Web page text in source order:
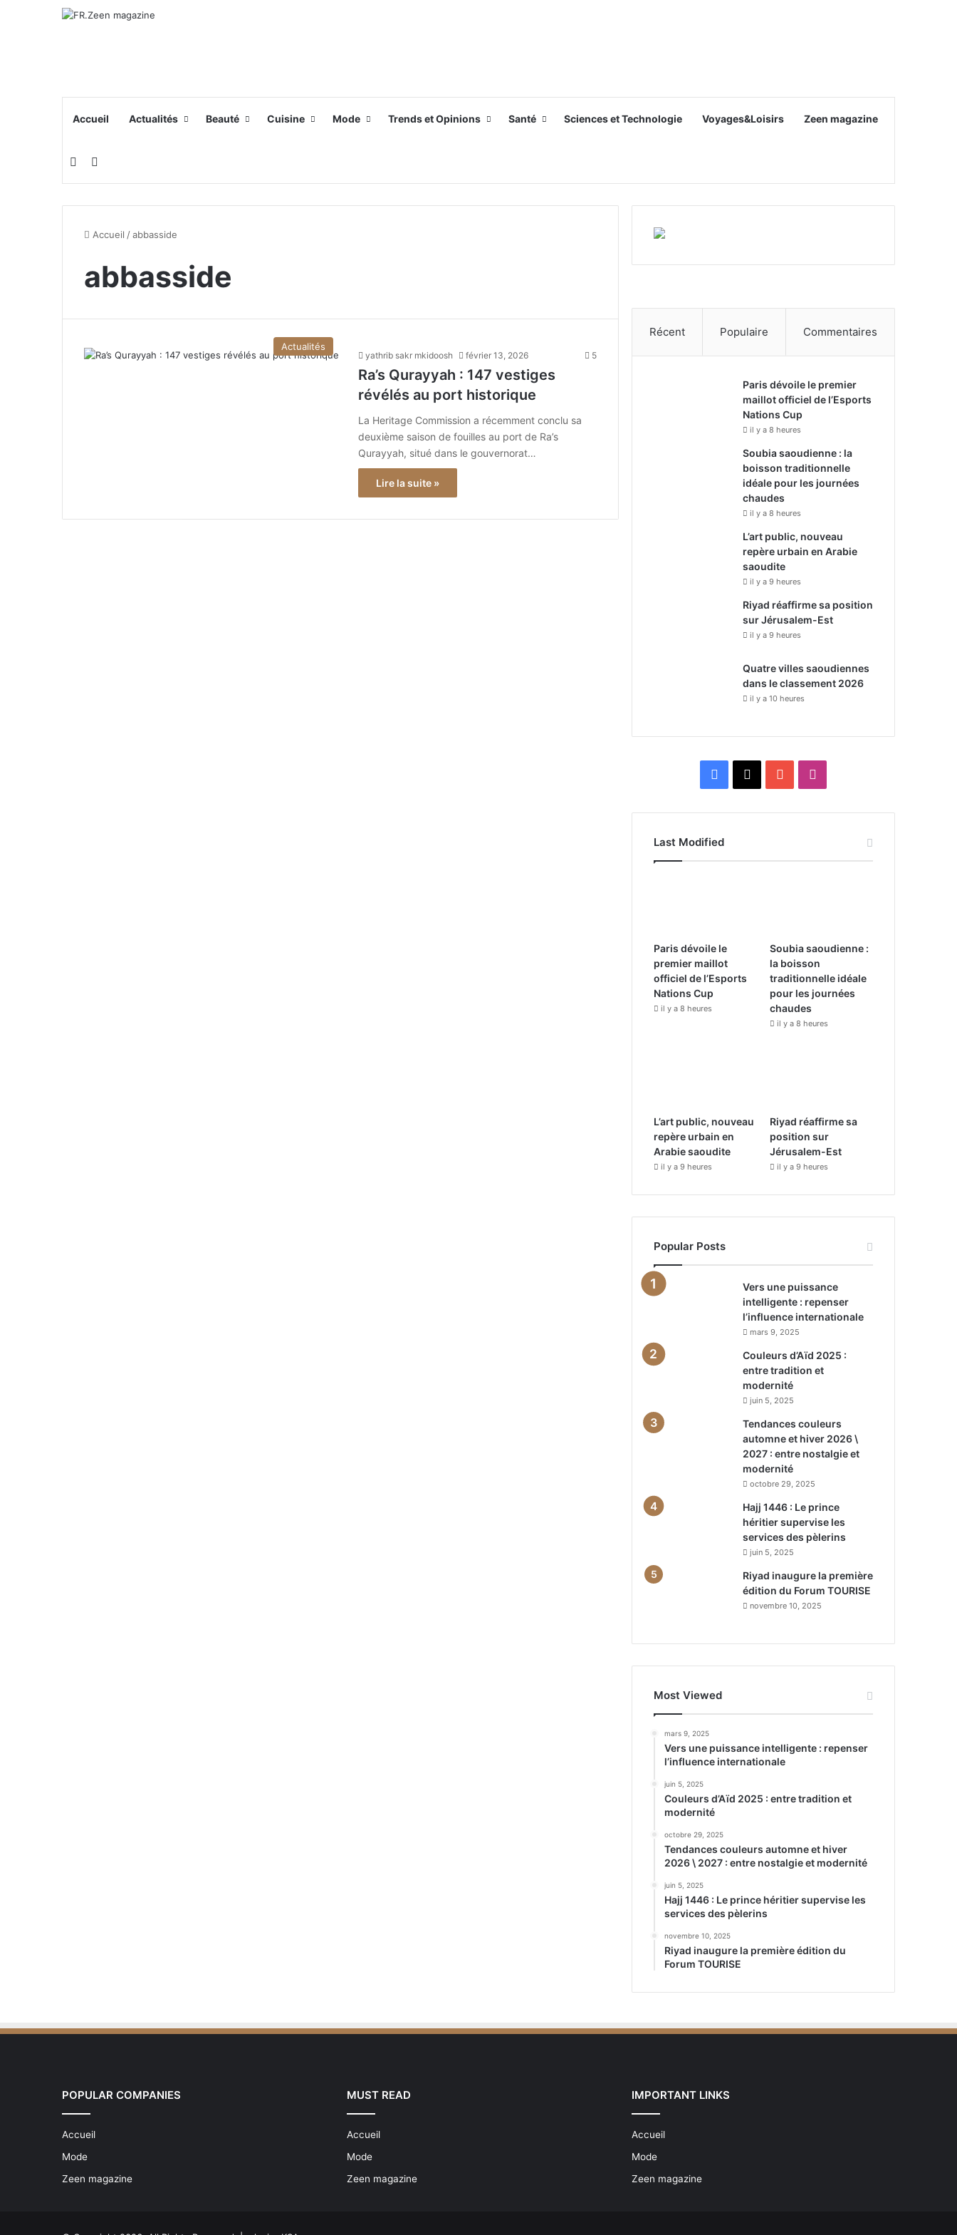
Accueil Actualités Beauté Cuisine Mode Trends et Opinions Santé Sciences et Technologie Voyages&Loisirs Zeen magazine
Switch skin
Accueil /abbasside
abbasside
Actualités
yathrib sakr mkidoosh février 13, 2026 5
Ra’s Qurayyah : 147 vestiges
révélés au port historique
La Heritage Commission a récemment conclu sa
deuxième saison de fouilles au port de Ra’s
Qurayyah, situé dans le gouvernorat…
Lire la suite »
Récent Populaire Commentaires
Paris dévoile le premier
maillot officiel de l’Esports
Nations Cup
il y a 8 heures
Soubia saoudienne : la
boisson traditionnelle
idéale pour les journées
chaudes
il y a 8 heures
L’art public, nouveau
repère urbain en Arabie
saoudite
il y a 9 heures
Riyad réaffirme sa position
sur Jérusalem-Est
il y a 9 heures
Quatre villes saoudiennes
dans le classement 2026
il y a 10 heures
e
o
k
T
e
t
r
a
Last Modified
Paris dévoile le
premier maillot
officiel de l’Esports
Nations Cup
il y a 8 heures
Soubia saoudienne :
la boisson
traditionnelle idéale
pour les journées
chaudes
il y a 8 heures
L’art public, nouveau
repère urbain en
Arabie saoudite
il y a 9 heures
Riyad réaffirme sa
position sur
Jérusalem-Est
il y a 9 heures
Popular Posts
Vers une puissance
intelligente : repenser
l’influence internationale
mars 9, 2025
Couleurs d’Aïd 2025 :
entre tradition et
modernité
juin 5, 2025
Tendances couleurs
automne et hiver 2026 \
2027 : entre nostalgie et
modernité
octobre 29, 2025
Hajj 1446 : Le prince
héritier supervise les
services des pèlerins
juin 5, 2025
Riyad inaugure la première
édition du Forum TOURISE
novembre 10, 2025
Most Viewed
mars 9, 2025
Vers une puissance intelligente : repenser
l’influence internationale
juin 5, 2025
Couleurs d’Aïd 2025 : entre tradition et
modernité
octobre 29, 2025
Tendances couleurs automne et hiver
2026 \ 2027 : entre nostalgie et modernité
juin 5, 2025
Hajj 1446 : Le prince héritier supervise les
services des pèlerins
novembre 10, 2025
Riyad inaugure la première édition du
Forum TOURISE
POPULAR COMPANIES
Accueil
Mode
Zeen magazine
MUST READ
Accueil
Mode
Zeen magazine
IMPORTANT LINKS
Accueil
Mode
Zeen magazine